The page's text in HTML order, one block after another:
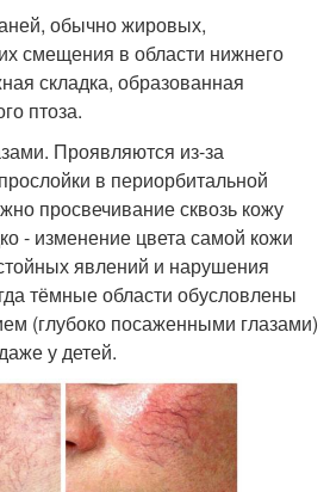
обычно жировых,
смещения в области нижнего
складка, образованная
птоза.
Проявляются из-за
в периорбитальной
просвечивание сквозь кожу
- изменение цвета самой кожи
явлений и нарушения
тёмные области обусловлены
(глубоко посаженными глазами)
у детей.